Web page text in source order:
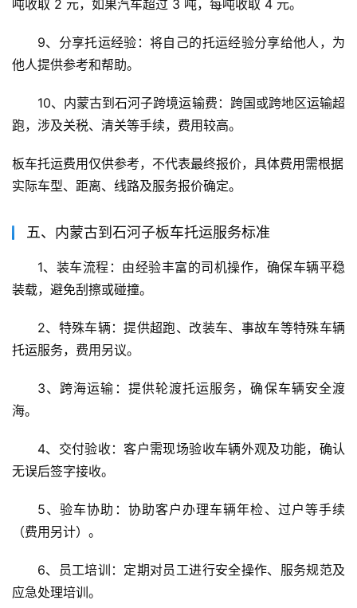
吨收取 2 元，如果汽车超过 3 吨，每吨收取 4 元。
9、分享托运经验：将自己的托运经验分享给他人，为
他人提供参考和帮助。
10、内蒙古到石河子跨境运输费：跨国或跨地区运输超
跑，涉及关税、清关等手续，费用较高。
板车托运费用仅供参考，不代表最终报价，具体费用需根据
实际车型、距离、线路及服务报价确定。
五、内蒙古到石河子板车托运服务标准
1、装车流程：由经验丰富的司机操作，确保车辆平稳
装载，避免刮擦或碰撞。
2、特殊车辆：提供超跑、改装车、事故车等特殊车辆
托运服务，费用另议。
3、跨海运输：提供轮渡托运服务，确保车辆安全渡
海。
4、交付验收：客户需现场验收车辆外观及功能，确认
无误后签字接收。
5、验车协助：协助客户办理车辆年检、过户等手续
（费用另计）。
6、员工培训：定期对员工进行安全操作、服务规范及
应急处理培训。